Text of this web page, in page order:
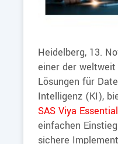
Heidelberg, 13.
einer der
Lösungen für
Intelligenz (KI),
SAS Viya
einfachen
sichere